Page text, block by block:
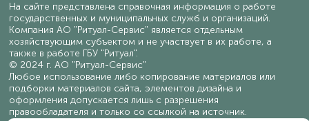
На сайте представлена справочная информация о работе
государственных и муниципальных служб и организаций.
Компания АО "Ритуал-Сервис" является отдельным
хозяйствующим субъектом и не участвует в их работе, а
также в работе ГБУ "Ритуал".
© 2024 г. АО "Ритуал-Сервис"
Любое использование либо копирование материалов или
подборки материалов сайта, элементов дизайна и
оформления допускается лишь с разрешения
правообладателя и только со ссылкой на источник.